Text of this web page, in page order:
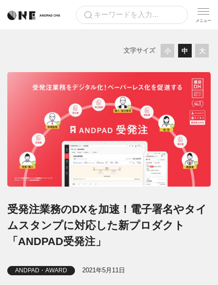
文字サイズ 小 中 大
受発注業務のDXを加速！電子署名やタイ
ムスタンプに対応した新プロダクト
「ANDPAD受発注」
ANDPAD・AWARD 2021年5月11日